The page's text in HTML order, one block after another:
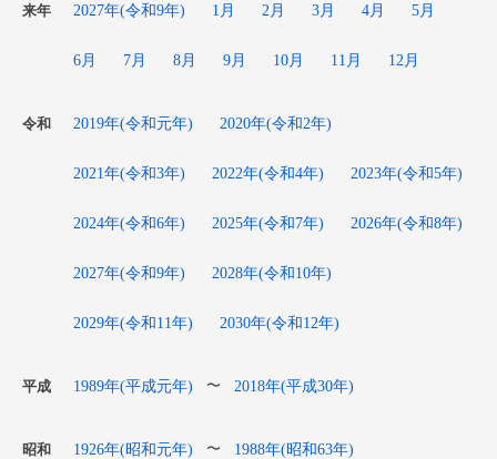
来年 2027年(令和9年) 1月 2月 3月 4月 5月
6月 7月 8月 9月 10月 11月 12月
令和 2019年(令和元年) 2020年(令和2年)
2021年(令和3年) 2022年(令和4年) 2023年(令和5年)
2024年(令和6年) 2025年(令和7年) 2026年(令和8年)
2027年(令和9年) 2028年(令和10年)
2029年(令和11年) 2030年(令和12年)
平成 1989年(平成元年) 〜 2018年(平成30年)
昭和 1926年(昭和元年) 〜 1988年(昭和63年)